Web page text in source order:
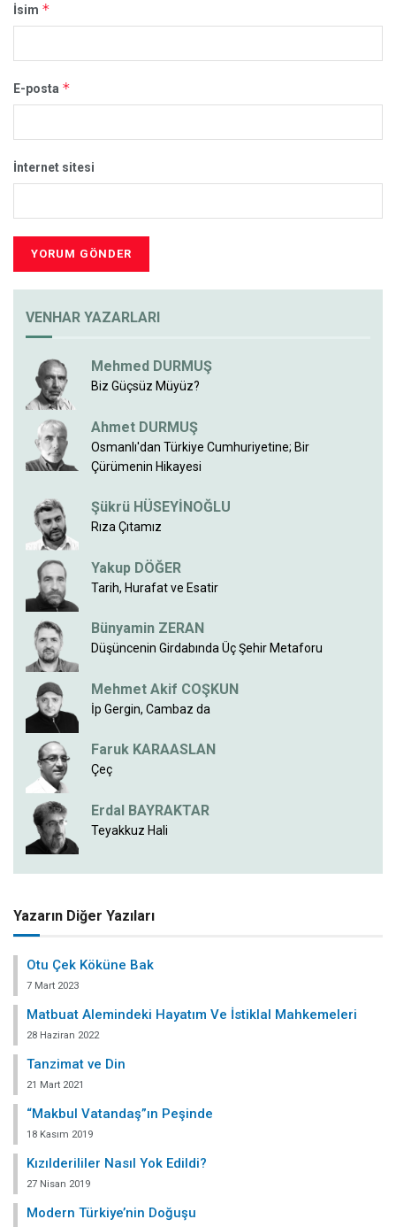
İsim *
E-posta *
İnternet sitesi
VENHAR YAZARLARI
Mehmed DURMUŞ
Biz Güçsüz Müyüz?
Ahmet DURMUŞ
Osmanlı'dan Türkiye Cumhuriyetine; Bir
Çürümenin Hikayesi
Şükrü HÜSEYİNOĞLU
Rıza Çıtamız
Yakup DÖĞER
Tarih, Hurafat ve Esatir
Bünyamin ZERAN
Düşüncenin Girdabında Üç Şehir Metaforu
Mehmet Akif COŞKUN
İp Gergin, Cambaz da
Faruk KARAASLAN
Çeç
Erdal BAYRAKTAR
Teyakkuz Hali
Yazarın Diğer Yazıları
Otu Çek Köküne Bak
7 Mart 2023
Matbuat Alemindeki Hayatım Ve İstiklal Mahkemeleri
28 Haziran 2022
Tanzimat ve Din
21 Mart 2021
“Makbul Vatandaş”ın Peşinde
18 Kasım 2019
Kızılderililer Nasıl Yok Edildi?
27 Nisan 2019
Modern Türkiye’nin Doğuşu